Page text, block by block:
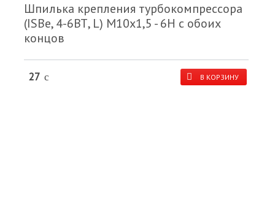
Шпилька крепления турбокомпрессора
(ISBe, 4-6ВТ, L) M10x1,5 - 6H с обоих
концов
27 c В КОРЗИНУ